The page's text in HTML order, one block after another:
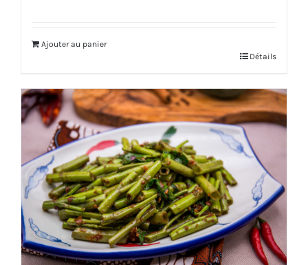
Ajouter au panier
Détails